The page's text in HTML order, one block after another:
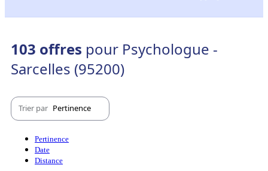
103 offres pour Psychologue -
Sarcelles (95200)
Trier par Pertinence
Pertinence
Date
Distance